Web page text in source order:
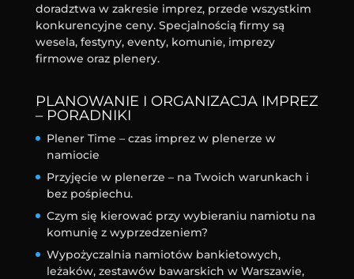
doradztwa w zakresie imprez, przede wszystkim
konkurencyjne ceny. Specjalnością firmy są
wesela, festyny, eventy, komunie, imprezy
firmowe oraz plenery.
PLANOWANIE I ORGANIZACJA IMPREZ
– PORADNIKI
Plener Time – czas imprez w plenerze w
namiocie
Przyjęcie w plenerze – na Twoich warunkach i
bez pośpiechu.
Czym się kierować przy wybieraniu namiotu na
komunię z wyprzedzeniem?
Wypożyczalnia namiotów bankietowych,
leżaków, zestawów bawarskich w Warszawie,